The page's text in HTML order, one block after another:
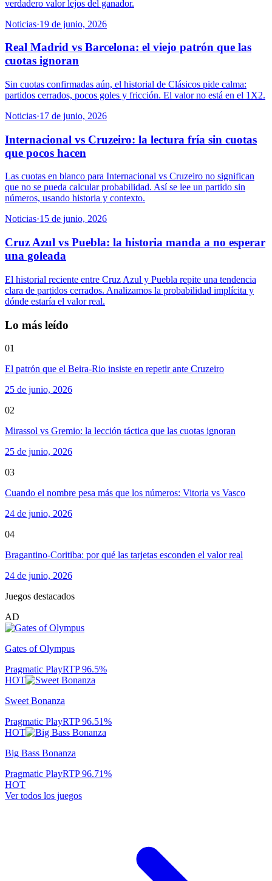
verdadero valor lejos del ganador.
Noticias·19 de junio, 2026
Real Madrid vs Barcelona: el viejo patrón que las
cuotas ignoran
Sin cuotas confirmadas aún, el historial de Clásicos pide calma:
partidos cerrados, pocos goles y fricción. El valor no está en el 1X2.
Noticias·17 de junio, 2026
Internacional vs Cruzeiro: la lectura fría sin cuotas
que pocos hacen
Las cuotas en blanco para Internacional vs Cruzeiro no significan
que no se pueda calcular probabilidad. Así se lee un partido sin
números, usando historia y contexto.
Noticias·15 de junio, 2026
Cruz Azul vs Puebla: la historia manda a no esperar
una goleada
El historial reciente entre Cruz Azul y Puebla repite una tendencia
clara de partidos cerrados. Analizamos la probabilidad implícita y
dónde estaría el valor real.
Lo más leído
01
El patrón que el Beira-Rio insiste en repetir ante Cruzeiro
25 de junio, 2026
02
Mirassol vs Gremio: la lección táctica que las cuotas ignoran
25 de junio, 2026
03
Cuando el nombre pesa más que los números: Vitoria vs Vasco
24 de junio, 2026
04
Bragantino-Coritiba: por qué las tarjetas esconden el valor real
24 de junio, 2026
Juegos destacados
AD
Gates of Olympus
Pragmatic PlayRTP96.5%
HOT
Sweet Bonanza
Pragmatic PlayRTP96.51%
HOT
Big Bass Bonanza
Pragmatic PlayRTP96.71%
HOT
Ver todos los juegos